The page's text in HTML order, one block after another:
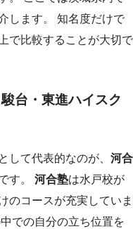
します。 知名度だけで
で比較することが大切で
台・東進ハイスク
して代表的なのが、 河合
す。 河合塾は水戸校が
のコースが充実していま
での自分の立ち位置を